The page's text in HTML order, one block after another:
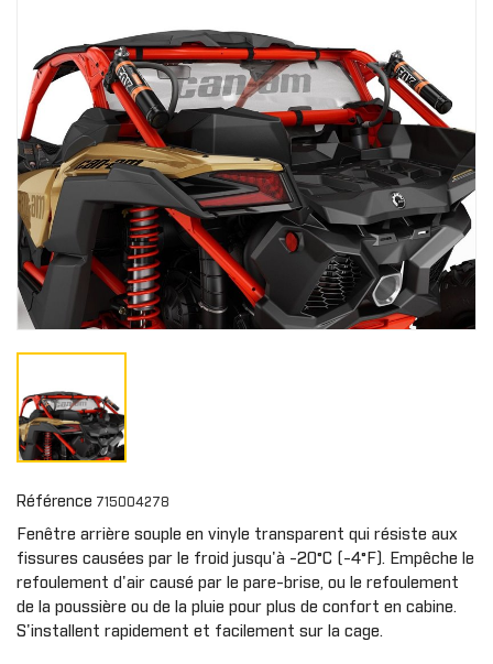
Référence 715004278
Fenêtre arrière souple en vinyle transparent qui résiste aux
fissures causées par le froid jusqu'à -20°C (-4°F). Empêche le
refoulement d'air causé par le pare-brise, ou le refoulement
de la poussière ou de la pluie pour plus de confort en cabine.
S'installent rapidement et facilement sur la cage.